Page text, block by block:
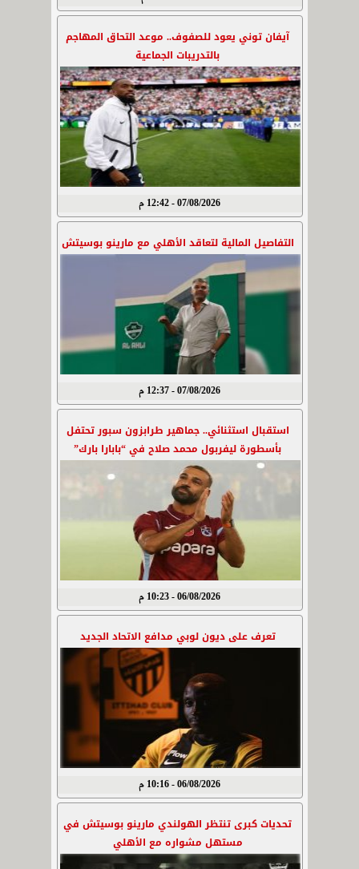
آيفان توني يعود للصفوف.. موعد التحاق المهاجم
بالتدريبات الجماعية
07/08/2026 - 12:42 م
التفاصيل المالية لتعاقد الأهلي مع مارينو بوسيتش
07/08/2026 - 12:37 م
استقبال استثنائي.. جماهير طرابزون سبور تحتفل
بأسطورة ليفربول محمد صلاح في “بابارا بارك”
06/08/2026 - 10:23 م
تعرف على ديون لوبي مدافع الاتحاد الجديد
06/08/2026 - 10:16 م
تحديات كبرى تنتظر الهولندي مارينو بوسيتش في
مستهل مشواره مع الأهلي